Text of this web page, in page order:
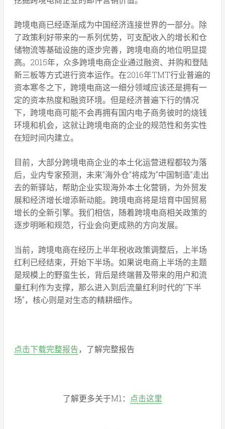
跨境电商已经逐渐成为中国经济连接世界的一部分。除
了政策利好带来的一系列优势，可支配收入的增长和仓
储物流等基础设施的逐步完善，跨境电商的地位明显提
高。2015年，众多跨境电商企业通过融资、并购和登陆
新三板等方式进行资本运作。在2016年TMT行业普遍的
资本寒冬之下，跨境电商这一细分领域应该还是拥有一
定的资本热度和融资环境。但是经济普遍下行的情况
下，跨境电商可能不会再拥有国内电子商务彼时的烧钱
环境和机会，这就让跨境电商的企业的规范性和务实性
在短时间内建立。
目前，大部分跨境电商企业的本土化运营进程都较为落
后，业内专家预测，未来”海外仓”将成为”中国制造”走出
去的新驿站，帮助企业实现海外本土化营销，为外贸发
展和经济增长增添新动能。跨境电商将是培育中国贸易
增长的全新引擎。我们相信，随着跨境电商相关政策的
逐步明晰和规范，行业会向更成熟的方向发展。
当前，跨境电商在经历上半年税收政策调整后，上半场
红利已经结束，开始下半场。如果说电商上半场的主题
是规模上的野蛮生长，背后是终端普及带来的用户和流
量红利作为支撑，那么进入到后流量红利时代的”下半
场”，核心则是对生态的精耕细作。
点击下载完整报告，了解完整报告
了解更多关于M1： 点击这里